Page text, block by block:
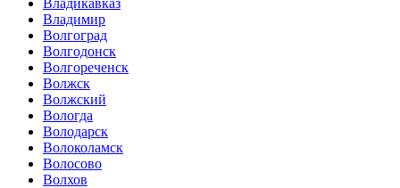
Владимир
Волгоград
Волгодонск
Волгореченск
Волжск
Волжский
Вологда
Володарск
Волоколамск
Волосово
Волхов